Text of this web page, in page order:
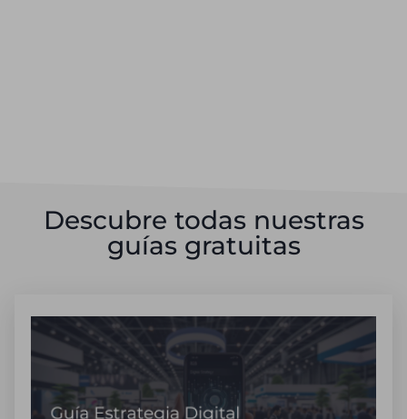
Descubre todas nuestras
guías gratuitas